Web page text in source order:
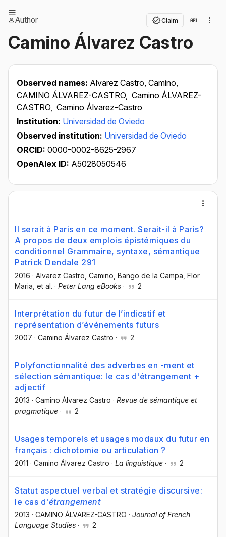
Author Claim
Camino Álvarez Castro
Observed names: Alvarez Castro, Camino,
CAMINO ÁLVAREZ-CASTRO, Camino ÁLVAREZ-
CASTRO, Camino Álvarez-Castro
Institution: Universidad de Oviedo
Observed institution: Universidad de Oviedo
ORCID: 0000-0002-8625-2967
OpenAlex ID: A5028050546
Il serait à Paris en ce moment. Serait-il à Paris?
A propos de deux emplois épistémiques du
conditionnel Grammaire, syntaxe, sémantique
Patrick Dendale 291
2016 · Alvarez Castro, Camino , Bango de la Campa, Flor
Maria , et al. · Peter Lang eBooks · 2
Interprétation du futur de l’indicatif et
représentation d’événements futurs
2007 · Camino Álvarez Castro · 2
Polyfonctionnalité des adverbes en -ment et
sélection sémantique: le cas d'étrangement +
adjectif
2013 · Camino Álvarez Castro · Revue de sémantique et
pragmatique · 2
Usages temporels et usages modaux du futur en
français : dichotomie ou articulation ?
2011 · Camino Álvarez Castro · La linguistique · 2
Statut aspectuel verbal et stratégie discursive:
le cas d'étrangement
2013 · CAMINO ÁLVAREZ-CASTRO · Journal of French
Language Studies · 2